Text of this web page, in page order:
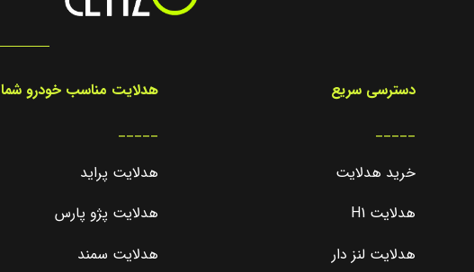
دسترسی سریع
_____
خرید هدلایت
هدلایت H1
هدلایت لنز دار
هدلایت مناسب خودرو شما
_____
هدلایت پراید
هدلایت پژو پارس
هدلایت سمند